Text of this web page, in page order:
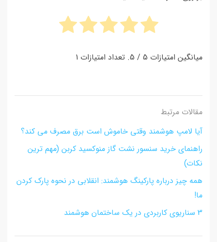
میانگین امتیازات 5 / 5. تعداد امتیازات 1
مقالات مرتبط
آیا لامپ هوشمند وقتی خاموش است برق مصرف می کند؟
راهنمای خرید سنسور نشت گاز منوکسید کربن (مهم ترین
نکات)
همه چیز درباره پارکینگ هوشمند: انقلابی در نحوه پارک کردن
ما!
3 سناریوی کاربردی در یک ساختمان هوشمند